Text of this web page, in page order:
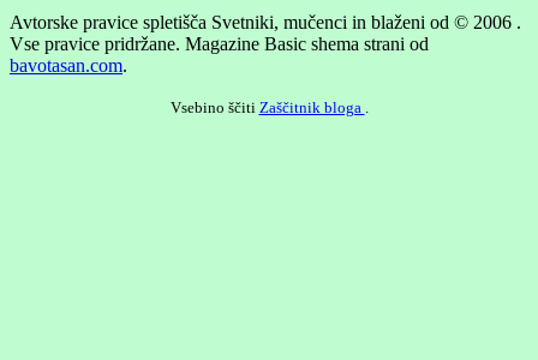
Avtorske pravice spletišča Svetniki, mučenci in blaženi od © 2006 .
Vse pravice pridržane. Magazine Basic shema strani od
bavotasan.com.
Vsebino ščiti Zaščitnik bloga .